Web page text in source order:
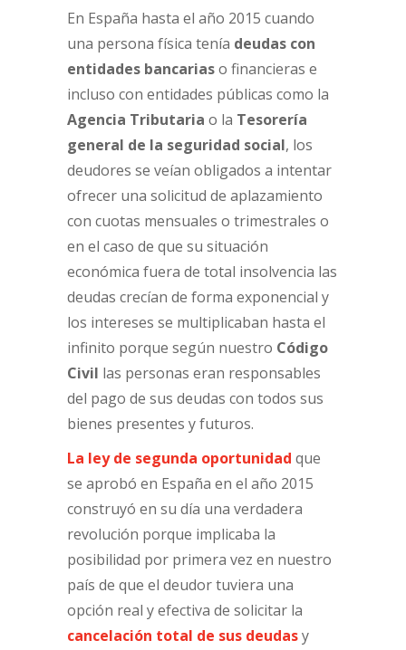
En España hasta el año 2015 cuando
una persona física tenía deudas con
entidades bancariaso financieras e
incluso con entidades públicas como la
Agencia Tributaria o la Tesorería
general de la seguridad social, los
deudores se veían obligados a intentar
ofrecer una solicitud de aplazamiento
con cuotas mensuales o trimestrales o
en el caso de que su situación
económica fuera de total insolvencia las
deudas crecían de forma exponencial y
los intereses se multiplicaban hasta el
infinito porque según nuestro Código
Civil las personas eran responsables
del pago de sus deudas con todos sus
bienes presentes y futuros.
La ley de segunda oportunidad que
se aprobó en España en el año 2015
construyó en su día una verdadera
revolución porque implicaba la
posibilidad por primera vez en nuestro
país de que el deudor tuviera una
opción real y efectiva de solicitar la
cancelación total de sus deudasy